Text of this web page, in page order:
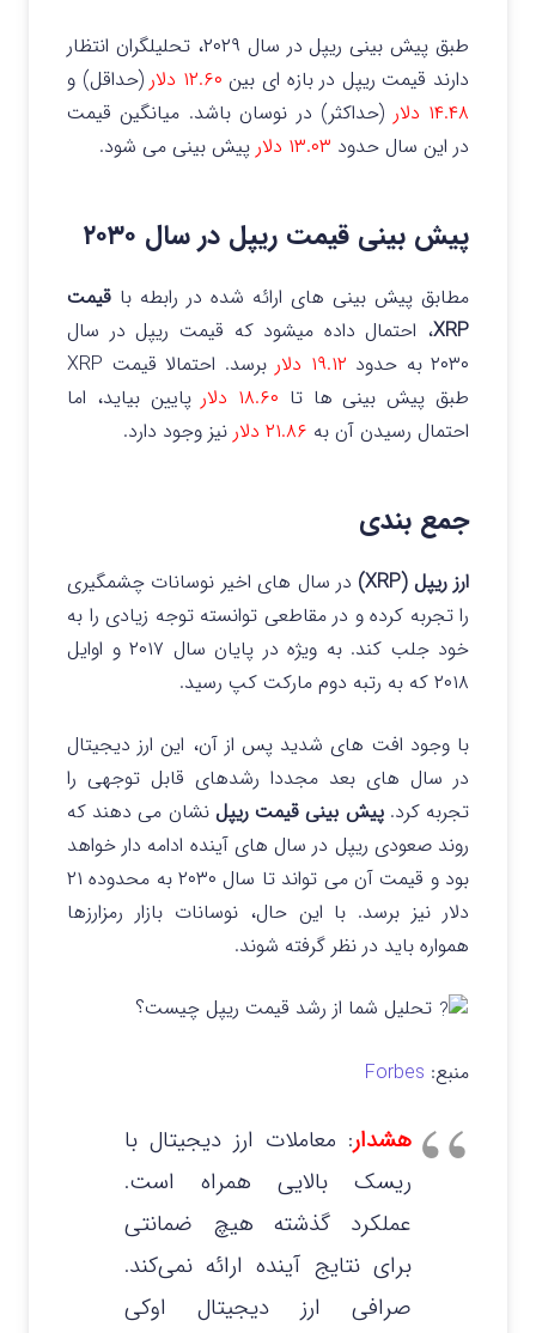
طبق پیش بینی ریپل در سال ۲۰۲۹، تحلیلگران انتظار
دارند قیمت ریپل در بازه‌ ای بین ۱۲.۶۰ دلار
(حداقل) و
۱۴.۴۸ دلار
(حداکثر) در نوسان باشد. میانگین قیمت
در این سال حدود ۱۳.۰۳ دلار پیش‌ بینی می‌ شود.
پیش بینی قیمت ریپل در سال ۲۰۳۰
مطابق پیش بینی های ارائه شده در رابطه با قیمت
XRP، احتمال داده میشود که قیمت ریپل در سال
۲۰۳۰ به حدود ۱۹.۱۲ دلار
برسد. احتمالا قیمت XRP
طبق پیش بینی ها تا ۱۸.۶۰ دلار
پایین بیاید، اما
احتمال رسیدن آن به ۲۱.۸۶ دلار نیز وجود دارد.
جمع بندی
ارز ریپل (XRP)
در سال‌ های اخیر نوسانات چشمگیری
را تجربه کرده و در مقاطعی توانسته توجه زیادی را به
خود جلب کند. به‌ ویژه در پایان سال ۲۰۱۷ و اوایل
۲۰۱۸ که به رتبه دوم مارکت کپ رسید.
با وجود افت‌ های شدید پس از آن، این ارز دیجیتال
در سال‌ های بعد مجددا رشدهای قابل توجهی را
تجربه کرد.پیش‌ بینی قیمت ریپل نشان می‌ دهند که
روند صعودی ریپل در سال‌ های آینده ادامه‌ دار خواهد
بود و قیمت آن می‌ تواند تا سال ۲۰۳۰ به محدوده ۲۱
دلار نیز برسد. با این حال، نوسانات بازار رمزارزها
همواره باید در نظر گرفته شوند.
تحلیل شما از رشد قیمت ریپل چیست؟
منبع: Forbes
هشدار: معاملات ارز دیجیتال با
ریسک بالایی همراه است.
عملکرد گذشته هیچ ضمانتی
برای نتایج آینده ارائه نمی‌کند.
صرافی ارز دیجیتال اوکی